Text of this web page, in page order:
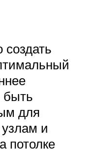
быть
для
узлам и
потолке